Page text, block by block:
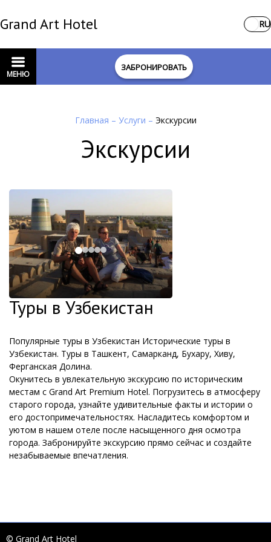
Grand Art Hotel RU
МЕНЮ
ЗАБРОНИРОВАТЬ
Главная – Услуги – Экскурсии
Экскурсии
Туры в Узбекистан
Популярные туры в Узбекистан Исторические туры в
Узбекистан. Туры в Ташкент, Самарканд, Бухару, Хиву,
Ферганская Долина.
Окунитесь в увлекательную экскурсию по историческим
местам с Grand Art Premium Hotel. Погрузитесь в атмосферу
старого города, узнайте удивительные факты и истории о
его достопримечательностях. Насладитесь комфортом и
уютом в нашем отеле после насыщенного дня осмотра
города. Забронируйте экскурсию прямо сейчас и создайте
незабываемые впечатления.
© Grand Art Hotel